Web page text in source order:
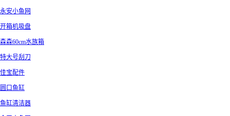
永安小鱼网
开箱机吸盘
森森60cm水族箱
特大号刮刀
佳宝配件
圆口鱼缸
鱼缸清洁器